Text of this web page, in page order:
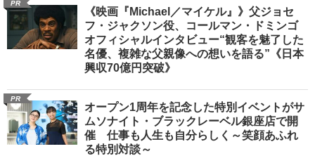
PR
《映画『Michael／マイケル』》父ジョセ
フ・ジャクソン役、コールマン・ドミンゴ
オフィシャルインタビュー“観客を魅了した
名優、複雑な父親像への想いを語る”《日本
興収70億円突破》
PR
オープン1周年を記念した特別イベントがサ
ムソナイト・ブラックレーベル銀座店で開
催 仕事も人生も自分らしく～笑顔あふれ
る特別対談～